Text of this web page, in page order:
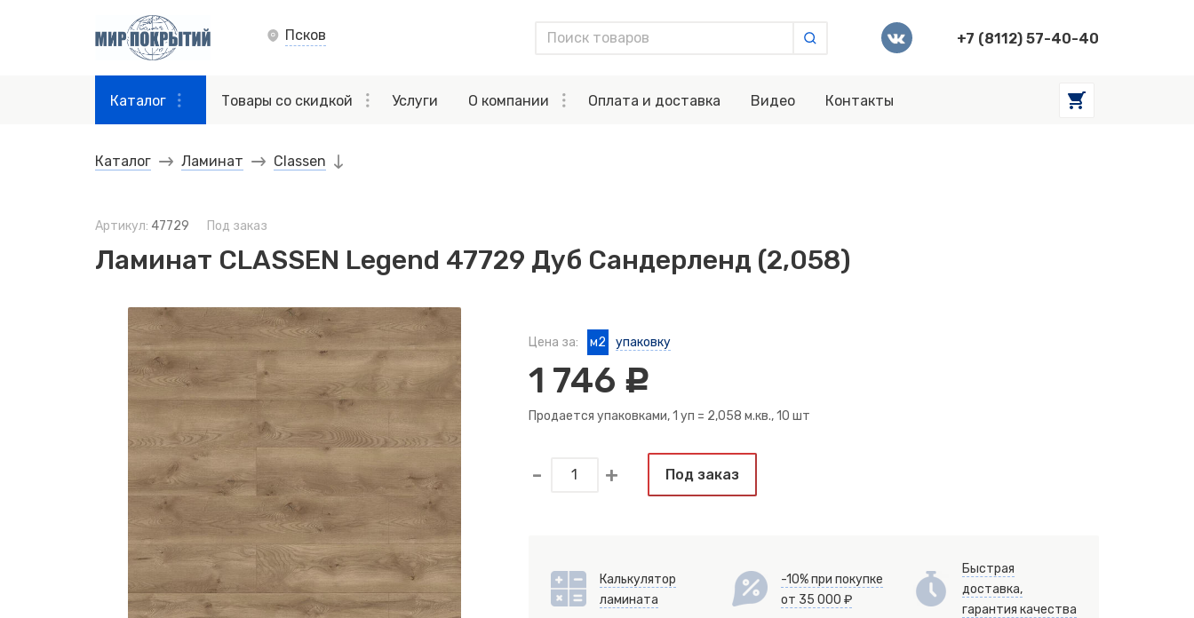
Псков +7 (8112) 57-40-40
Каталог Товары со скидкой Услуги О компании Оплата и доставка Видео Контакты
Каталог Ламинат Classen
Артикул: 47729 Под заказ
Ламинат CLASSEN Legend 47729 Дуб Сандерленд (2,058)
Цена за: м2 упаковку
1 746 c
Продается упаковками, 1 уп = 2,058 м.кв., 10 шт
Под заказ
Калькулятор
ламината
-10% при покупке
от 35 000 ₽
Быстрая
доставка,
гарантия качества